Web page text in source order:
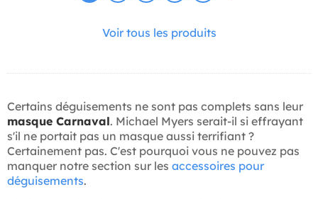
Voir tous les produits
Certains déguisements ne sont pas complets sans leur
masque Carnaval. Michael Myers serait-il si effrayant
s'il ne portait pas un masque aussi terrifiant ?
Certainement pas. C'est pourquoi vous ne pouvez pas
manquer notre section sur les accessoires pour
déguisements.